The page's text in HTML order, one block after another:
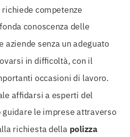
competenze
conoscenza delle
aziende senza un adeguato
in difficoltà, con il
occasioni di lavoro.
affidarsi a esperti del
guidare le imprese attraverso
richiesta della polizza